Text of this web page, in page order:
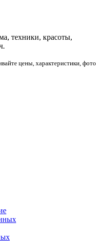
техники, красоты,
цены, характеристики, фото